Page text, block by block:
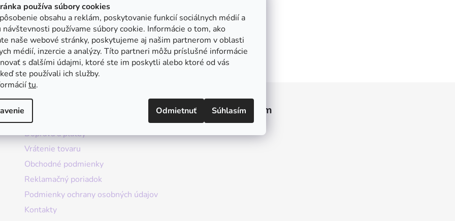
používa súbory cookies
obsahu a reklám, poskytovanie funkcií sociálnych médií a
návštevnosti používame súbory cookie. Informácie o tom, ako
naše webové stránky, poskytujeme aj našim partnerom v oblasti
médií, inzercie a analýzy. Títo partneri môžu príslušné informácie
s ďalšími údajmi, ktoré ste im poskytli alebo ktoré od vás
ste používali ich služby.
tu.
Odmietnuť Súhlasím
Doprava a platby
Vrátenie tovaru
Obchodné podmienky
Reklamačný poriadok
Podmienky ochrany osobných údajov
Kontakty
Instagram